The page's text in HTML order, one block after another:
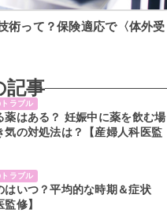
術って？保険適応で〈体外受
記事
ラブル
薬はある？ 妊娠中に薬を飲む場
気の対処法は？【産婦人科医監
ラブル
はいつ？平均的な時期＆症状
修】